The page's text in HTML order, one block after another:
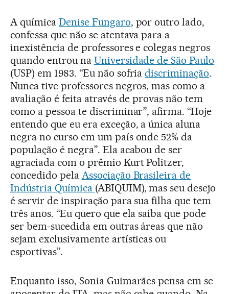
A química Denise Fungaro, por outro lado,
confessa que não se atentava para a
inexistência de professores e colegas negros
quando entrou na Universidade de São Paulo
(USP) em 1983. “Eu não sofriadiscriminação.
Nunca tive professores negros, mas como a
avaliação é feita através de provas não tem
como a pessoa te discriminar”, afirma. “Hoje
entendo que eu era exceção, a única aluna
negra no curso em um país onde 52% da
população é negra”. Ela acabou de ser
agraciada com o prêmio Kurt Politzer,
concedido pela Associação Brasileira de
Indústria Química (ABIQUIM), mas seu desejo
é servir de inspiração para sua filha que tem
três anos. “Eu quero que ela saiba que pode
ser bem-sucedida em outras áreas que não
sejam exclusivamente artísticas ou
esportivas”.
Enquanto isso, Sonia Guimarães pensa em se